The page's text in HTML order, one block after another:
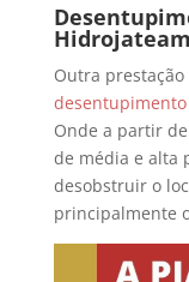
Outra
desentupimento
Onde a partir
de média e alta
desobstruir o
principalmente